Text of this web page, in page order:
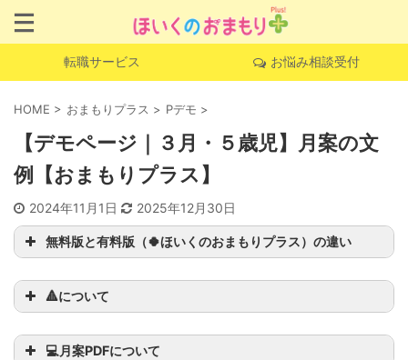
転職サービス お悩み相談受付
HOME > おまもりプラス > Pデモ >
【デモページ｜３月・５歳児】月案の文
例【おまもりプラス】
2024年11月1日 2025年12月30日
無料版と有料版（🍀ほいくのおまもりプラス）の違い
🔺について
💻月案PDFについて